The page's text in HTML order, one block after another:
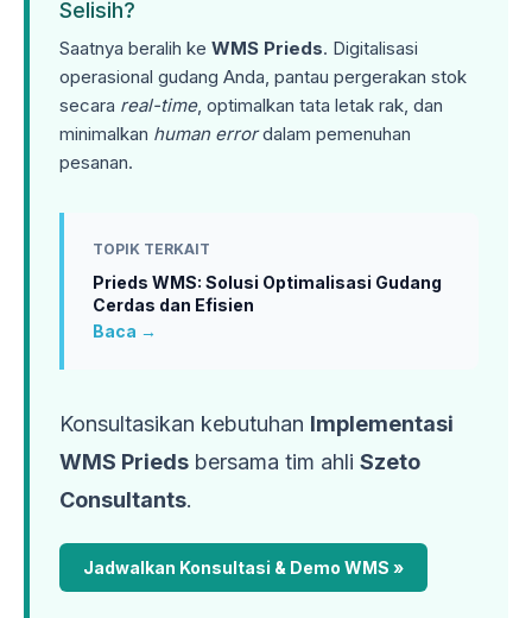
Selisih?
Saatnya beralih ke WMS Prieds. Digitalisasi
operasional gudang Anda, pantau pergerakan stok
secara real-time, optimalkan tata letak rak, dan
minimalkan human errordalam pemenuhan
pesanan.
TOPIK TERKAIT
Prieds WMS: Solusi Optimalisasi Gudang
Cerdas dan Efisien
Baca →
Konsultasikan kebutuhan Implementasi
WMS Prieds bersama tim ahli Szeto
Consultants.
Jadwalkan Konsultasi & Demo WMS »